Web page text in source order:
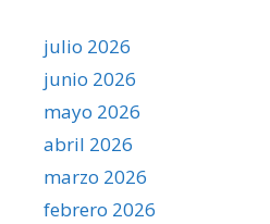
julio 2026
junio 2026
mayo 2026
abril 2026
marzo 2026
febrero 2026